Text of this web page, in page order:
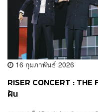
16 กุมภาพันธ์ 2026
RISER CONCERT :
ฝัน